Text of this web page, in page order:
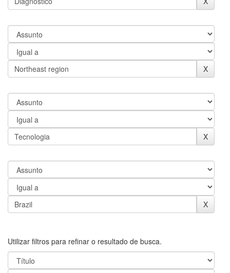
Utilizar filtros para refinar o resultado de busca.